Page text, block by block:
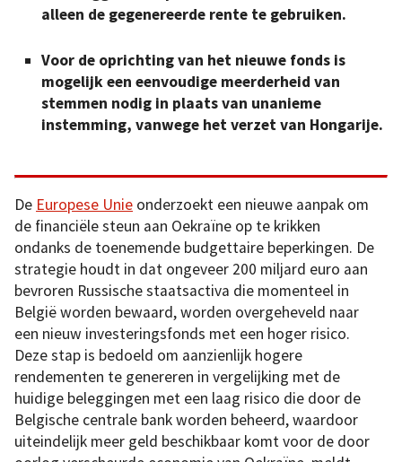
alleen de gegenereerde rente te gebruiken.
Voor de oprichting van het nieuwe fonds is
mogelijk een eenvoudige meerderheid van
stemmen nodig in plaats van unanieme
instemming, vanwege het verzet van Hongarije.
De Europese Unie onderzoekt een nieuwe aanpak om
de financiële steun aan Oekraïne op te krikken
ondanks de toenemende budgettaire beperkingen. De
strategie houdt in dat ongeveer 200 miljard euro aan
bevroren Russische staatsactiva die momenteel in
België worden bewaard, worden overgeheveld naar
een nieuw investeringsfonds met een hoger risico.
Deze stap is bedoeld om aanzienlijk hogere
rendementen te genereren in vergelijking met de
huidige beleggingen met een laag risico die door de
Belgische centrale bank worden beheerd, waardoor
uiteindelijk meer geld beschikbaar komt voor de door